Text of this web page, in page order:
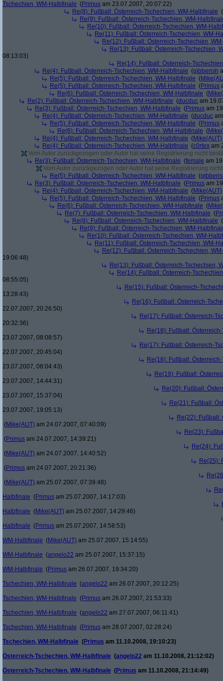
Tschechien, WM-Halbfinale (Primus am 23.07.2007, 20:07:22)
Re(8): Fußball: Österreich-Tschechien, WM-Halbfinale (
Re(9): Fußball: Österreich-Tschechien, WM-
Re(10): Fußball: Österreich-Tschechien, WM-
Re(11): Fußball: Österreich-Tschechien, WM-
Re(12): Fußball: Österreich-Tschechien,
Re(13): Fußball: Österreich-Tschechien,
08:13:03)
Re(14): Fußball: Österreich-
Re(4): Fußball: Österreich-Tschechien, WM-Halbfinale (gibberish
Re(5): Fußball: Österreich-Tschechien, WM-Halbfinale (
Re(5): Fußball: Österreich-Tschechien, WM-Halbfinale (Primus
Re(6): Fußball: Österreich-Tschechien, WM-Halbfinale (
Re(2): Fußball: Österreich-Tschechien, WM-Halbfinale (ducduc am
Re(3): Fußball: Österreich-Tschechien, WM-Halbfinale (Primus am
Re(4): Fußball: Österreich-Tschechien, WM-Halbfinale (ducduc
Re(5): Fußball: Österreich-Tschechien, WM-Halbfinale (Primus
Re(6): Fußball: Österreich-Tschechien, WM-Halbfinale (
Re(4): Fußball: Österreich-Tschechien, WM-Halbfinale (Mike(AUT)
Re(4): Fußball: Österreich-Tschechien, WM-Halbfinale (c0rtex am
Vom Autor zurückgezogen oder Autor hat seine Registrierung nicht
Re(3): Fußball: Österreich-Tschechien, WM-Halbfinale (female am
Vom Autor zurückgezogen oder Autor hat seine Registrierung
Re(5): Fußball: Österreich-Tschechien, WM-Halbfinale (
Re(3): Fußball: Österreich-Tschechien, WM-Halbfinale (Primus am
Re(4): Fußball: Österreich-Tschechien, WM-Halbfinale (Mike(AUT)
Re(5): Fußball: Österreich-Tschechien, WM-Halbfinale (Primus
Re(6): Fußball: Österreich-Tschechien, WM-Halbfinale (
Re(7): Fußball: Österreich-Tschechien, WM-Halbfinale (
Re(8): Fußball: Österreich-Tschechien, WM-Halbfinale (
Re(9): Fußball: Österreich-Tschechien, WM-
Re(10): Fußball: Österreich-Tschechien, WM-
Re(11): Fußball: Österreich-Tschechien, WM-
Re(12): Fußball: Österreich-Tschechien,
19:06:48)
Re(13): Fußball: Österreich-Tschechien,
Re(14): Fußball: Österreich-
08:55:05)
Re(15): Fußball: Österreich-
13:28:43)
Re(16): Fußball: Österreich-
22.07.2007, 20:26:50)
Re(17): Fußball: Österreich-
20:32:36)
Re(18): Fußball:
23.07.2007, 08:08:57)
Re(17): Fußball: Österreich-
22.07.2007, 20:45:04)
Re(18): Fußball:
23.07.2007, 08:04:43)
Re(19): Fußball:
23.07.2007, 14:44:31)
Re(20): Fußball:
23.07.2007, 15:37:04)
Re(21): Fußball:
23.07.2007, 19:05:13)
Re(22): Fußball:
(Mike(AUT) am 24.07.2007, 07:40:09)
Re(23):
(Primus am 24.07.2007, 14:39:21)
Re(24):
(Mike(AUT) am 24.07.2007, 14:40:52)
Re(25):
(Primus am 24.07.2007, 20:21:36)
(Mike(AUT) am 25.07.2007, 07:39:48)
Halbfinale (Primus am 25.07.2007, 14:17:03)
Halbfinale (Mike(AUT) am 25.07.2007, 14:29:46)
Halbfinale (Primus am 25.07.2007, 14:58:53)
WM-Halbfinale (Mike(AUT) am 25.07.2007, 15:14:55)
WM-Halbfinale (angelo22 am 25.07.2007, 15:37:15)
WM-Halbfinale (Primus am 26.07.2007, 19:34:20)
Tschechien, WM-Halbfinale (angelo22 am 26.07.2007, 20:12:25)
Tschechien, WM-Halbfinale (Primus am 26.07.2007, 21:53:33)
Tschechien, WM-Halbfinale (angelo22 am 27.07.2007, 06:11:41)
Tschechien, WM-Halbfinale (Primus am 28.07.2007, 02:28:24)
Tschechien, WM-Halbfinale (Primus am 11.10.2008, 19:10:23)
Österreich-Tschechien, WM-Halbfinale (angelo22 am 11.10.2008, 21:12:02)
Österreich-Tschechien, WM-Halbfinale (Primus am 11.10.2008, 21:14:49)